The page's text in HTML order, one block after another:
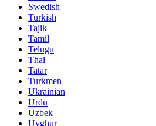
Swedish
Turkish
Tajik
Tamil
Telugu
Thai
Tatar
Turkmen
Ukrainian
Urdu
Uzbek
Uyghur